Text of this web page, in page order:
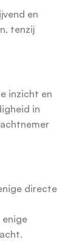
en
tenzij
inzicht en
in
directe